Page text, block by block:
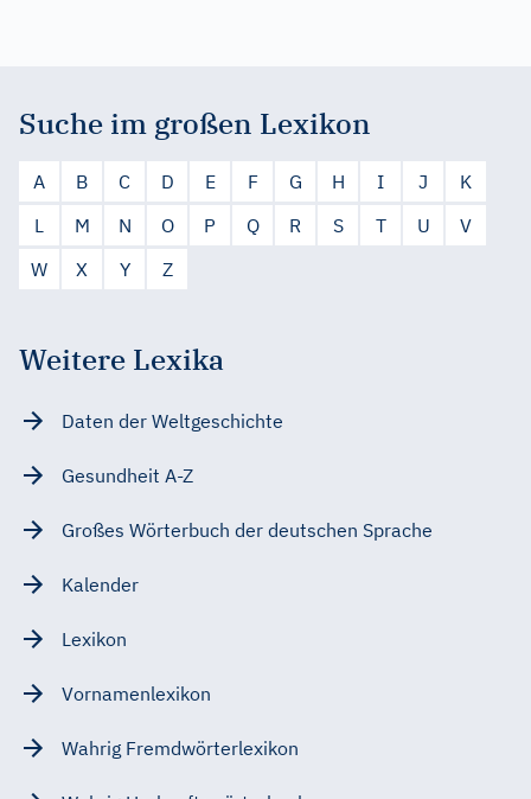
Suche im großen Lexikon
A B C D E F G H I J
K
L
M N O P Q R S T U
V
W
X Y Z
Weitere Lexika
Daten der Weltgeschichte
Gesundheit A-Z
Großes Wörterbuch der deutschen Sprache
Kalender
Lexikon
Vornamenlexikon
Wahrig Fremdwörterlexikon